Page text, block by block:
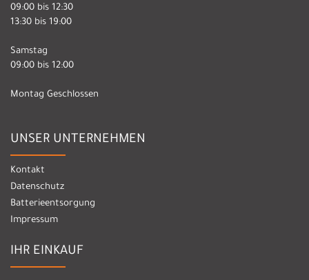
09:00 bis 12:30
13:30 bis 19:00
Samstag
09:00 bis 12:00
Montag Geschlossen
UNSER UNTERNEHMEN
Kontakt
Datenschutz
Batterieentsorgung
Impressum
IHR EINKAUF